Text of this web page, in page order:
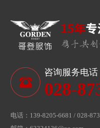
咨询服务电话
028-
电话：139-8205-6681 / 028-